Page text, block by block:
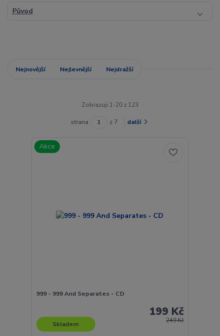
Původ
Nejnovější Nejlevnější Nejdražší
Zobrazuji 1-20 z 123
strana z 7 další
Akce
999 - 999 And Separates - CD
249 Kč
199 Kč
Skladem